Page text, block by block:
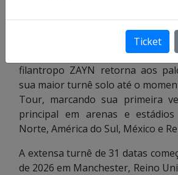
https://www.inzayn.com/#/
O artista multiplatinado,
filantropo ZAYN retorna aos
sua maior turnê solo até o
Tour, marcando sua primeira
principal em arenas e
Norte, América do Sul, México e
A extensa turnê de 31 datas
de 2026 em Manchester, Reino
Ticket